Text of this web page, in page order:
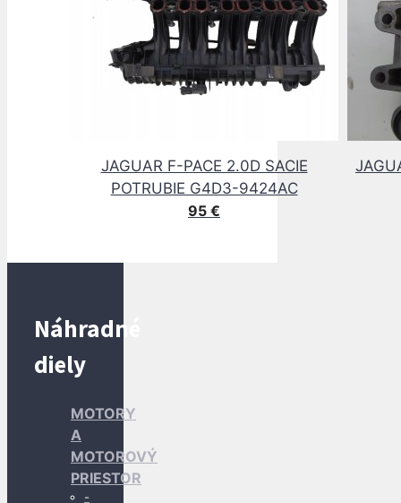
JAGUAR F-PACE 2.0D SACIE
POTRUBIE G4D3-9424AC
95 €
Náhradné
diely
MOTORY
A
MOTOROVÝ
PRIESTOR